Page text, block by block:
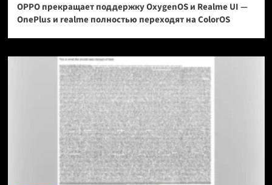
OPPO прекращает поддержку OxygenOS и Realme UI —
OnePlus и realme полностью переходят на ColorOS